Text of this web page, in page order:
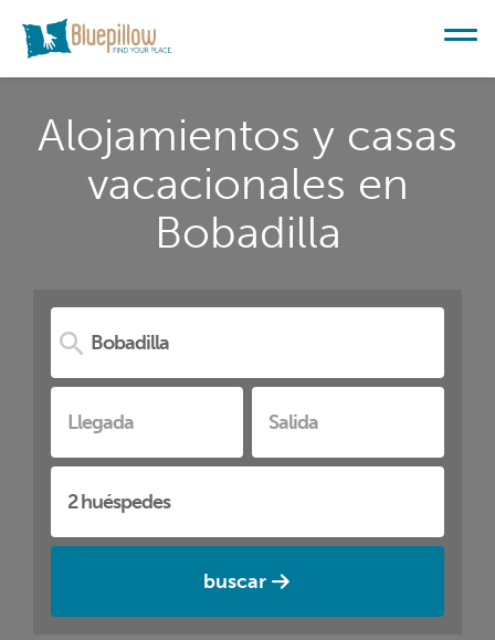
Alojamientos y casas
vacacionales en
Bobadilla
buscar